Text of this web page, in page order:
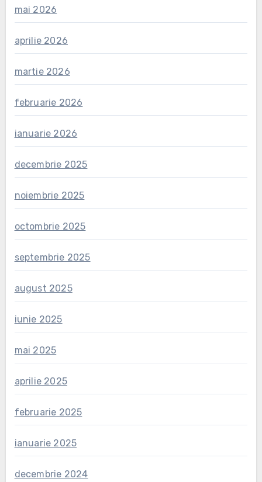
mai 2026
aprilie 2026
martie 2026
februarie 2026
ianuarie 2026
decembrie 2025
noiembrie 2025
octombrie 2025
septembrie 2025
august 2025
iunie 2025
mai 2025
aprilie 2025
februarie 2025
ianuarie 2025
decembrie 2024